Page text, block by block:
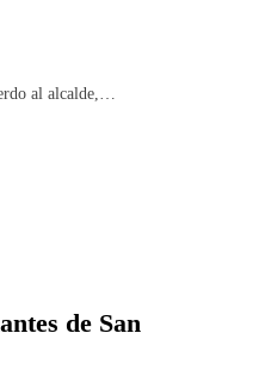
al alcalde,…
de San